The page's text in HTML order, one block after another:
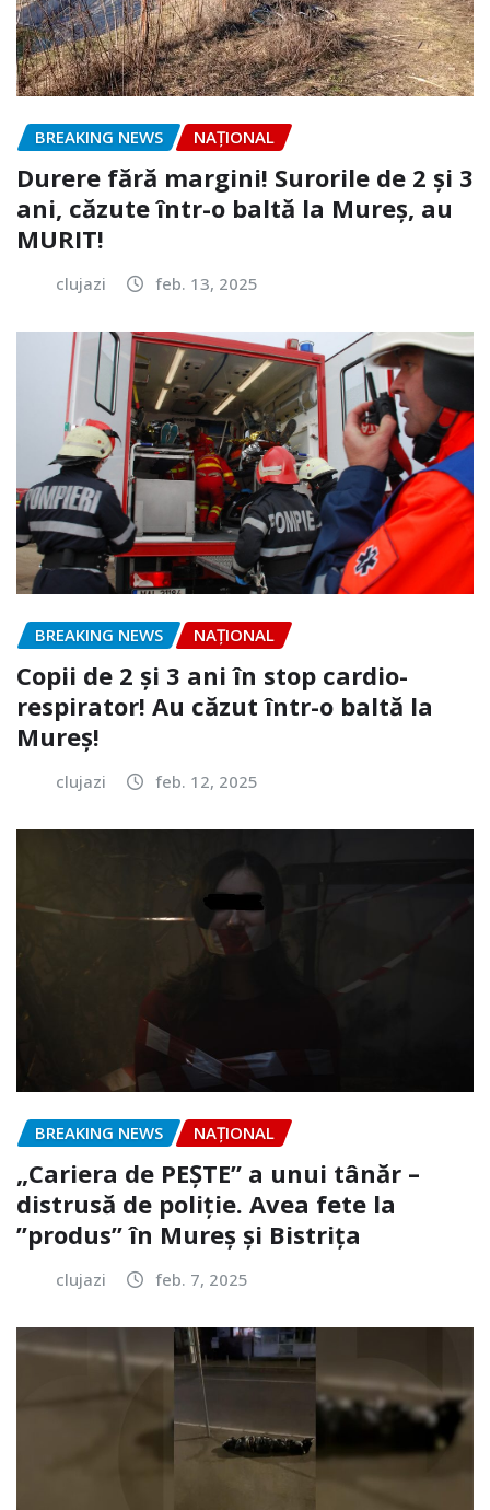
BREAKING NEWS NAŢIONAL
Durere fără margini! Surorile de 2 și 3
ani, căzute într-o baltă la Mureș, au
MURIT!
clujazi feb. 13, 2025
BREAKING NEWS NAŢIONAL
Copii de 2 și 3 ani în stop cardio-
respirator! Au căzut într-o baltă la
Mureș!
clujazi feb. 12, 2025
BREAKING NEWS NAŢIONAL
„Cariera de PEȘTE” a unui tânăr –
distrusă de poliție. Avea fete la
”produs” în Mureș și Bistrița
clujazi feb. 7, 2025